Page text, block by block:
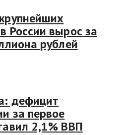
России вырос за
рублей
дефицит
за первое
2,1% ВВП